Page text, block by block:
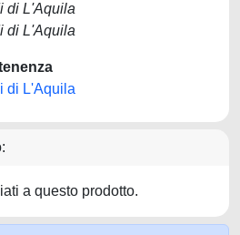
di L'Aquila
di L'Aquila
di L'Aquila
a questo prodotto.